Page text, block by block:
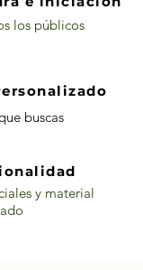
los públicos
buscas
y material